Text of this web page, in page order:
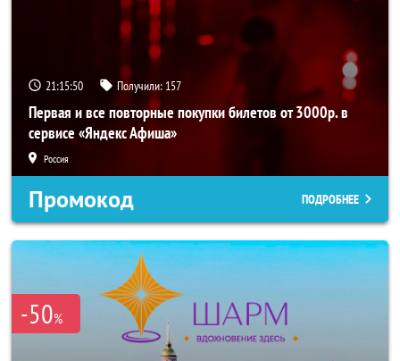
21:15:49 Получили: 157
Первая и все повторные покупки билетов от 3000р. в
сервисе «Яндекс Афиша»
Россия
Промокод ПОДРОБНЕЕ
-50%